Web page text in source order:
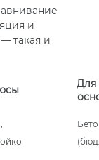
и
такая и
Для